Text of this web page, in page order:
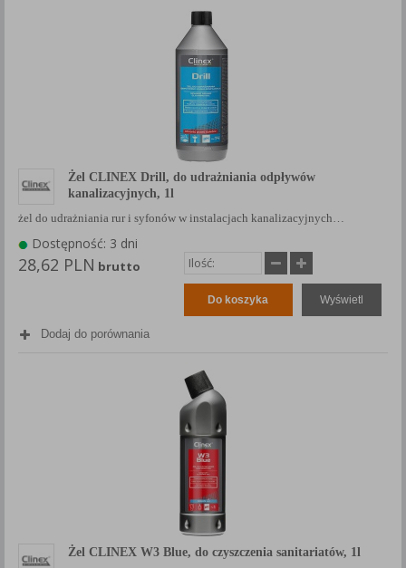
Żel CLINEX Drill, do udrażniania odpływów
kanalizacyjnych, 1l
żel do udrażniania rur i syfonów w instalacjach kanalizacyjnych…
Dostępność: 3 dni
28,62 PLN brutto
Do koszyka Wyświetl
Dodaj do porównania
Żel CLINEX W3 Blue, do czyszczenia sanitariatów, 1l